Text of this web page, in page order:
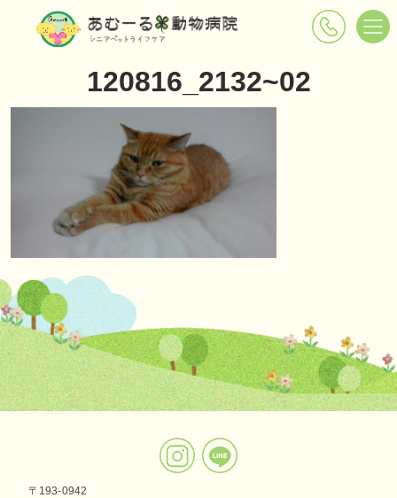
120816_2132~02
〒193-0942